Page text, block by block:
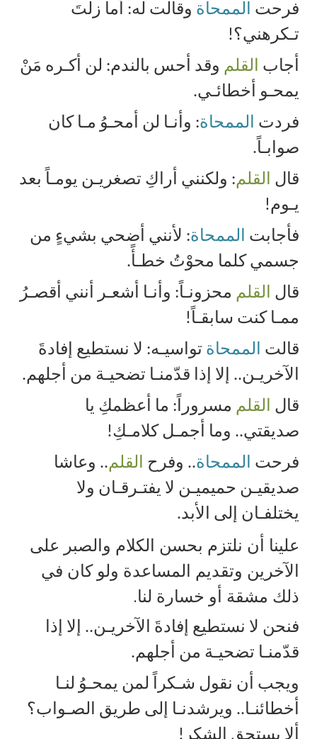
فرحت
الممحاة وقالت له: أما زلتَ
تـكرهني؟!
أجاب
القلم وقد أحس بالندم: لن أكـره مَنْ
يمحـو أخطائـي.
فردت
الممحاة: وأنـا لن أمحـوُ مـا كان
صوابـاً.
قال
القلم: ولكنني أراكِ تصغريـن يومـاً بعد
يـوم!
فأجابت
الممحاة: لأنني أضحي بشيءٍ من
جسمي كلما محوْتُ خطـأً.
قال
القلم محزونـاً: وأنـا أشعـر أنني أقصـرُ
ممـا كنت سابقـاً!
قالت
الممحاة تواسيـه: لا نستطيع إفادةَ
الآخريـن.. إلا إذا قدّمنـا تضحيـة من أجلهم.
قال
القلم مسروراً: ما أعظمكِ يا
صديقتي.. وما أجمـل كلامـكِ!
فرحت
الممحاة.. وفرح القلم.. وعاشا
صديقيـن حميميـن لا يفتـرقـان ولا
يختلفـان إلى الأبد.
علينا أن نلتزم بحسن الكلام والصبر على
الآخرين وتقديم المساعدة ولو كان في
ذلك مشقة أو خسارة لنا.
فنحن لا نستطيع إفادةَ الآخريـن.. إلا إذا
قدّمنـا تضحيـة من أجلهم.
ويجب أن نقول شـكراً لمن يمحـوُ لنـا
أخطائنـا.. ويرشدنـا إلى طريق الصـواب؟
ألا يستحق الشكر!